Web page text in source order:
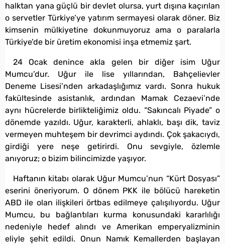
halktan yana güçlü bir devlet olursa, yurt dışına kaçırılan
o servetler Türkiye’ye yatırım sermayesi olarak döner. Biz
kimsenin mülkiyetine dokunmuyoruz ama o paralarla
Türkiye’de bir üretim ekonomisi inşa etmemiz şart.
24 Ocak denince akla gelen bir diğer isim Uğur
Mumcu’dur. Uğur ile lise yıllarından, Bahçelievler
Deneme Lisesi’nden arkadaşlığımız vardı. Sonra hukuk
fakültesinde asistanlık, ardından Mamak Cezaevi’nde
aynı hücrelerde birlikteliğimiz oldu. “Sakıncalı Piyade” o
dönemde yazıldı. Uğur, karakterli, ahlaklı, başı dik, taviz
vermeyen muhteşem bir devrimci aydındı. Çok şakacıydı,
girdiği yere neşe getirirdi. Onu sevgiyle, özlemle
anıyoruz; o bizim bilincimizde yaşıyor.
Haftanın kitabı olarak Uğur Mumcu’nun “Kürt Dosyası”
eserini öneriyorum. O dönem PKK ile bölücü hareketin
ABD ile olan ilişkileri örtbas edilmeye çalışılıyordu. Uğur
Mumcu, bu bağlantıları kurma konusundaki kararlılığı
nedeniyle hedef alındı ve Amerikan emperyalizminin
eliyle şehit edildi. Onun Namık Kemallerden başlayan